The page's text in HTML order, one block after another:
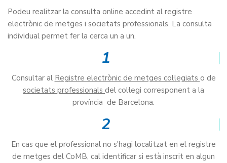
Podeu realitzar la consulta online accedint al registre
electrònic de metges i societats professionals. La consulta
individual permet fer la cerca un a un.
1
Consultar al Registre electrònic de metges col·legiats o de
societats professionals del col·legi corresponent a la
província de Barcelona.
2
En cas que el professional no s'hagi localitzat en el registre
de metges del CoMB, cal identificar si està inscrit en algun